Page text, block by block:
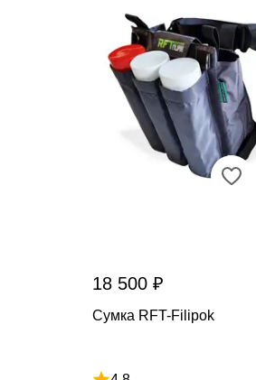
18 500 ₽
Сумка RFT-Filipok